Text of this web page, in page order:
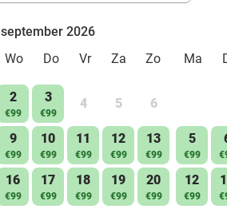
september 2026
Wo Do Vr Za Zo
2
€99
3
€99
4 5 6
9
€99
10
€99
11
€99
12
€99
13
€99
16
€99
17
€99
18
€99
19
€99
20
€99
Ma
5
€99
12
€99